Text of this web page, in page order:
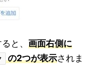
と、 画面右側に
の2つが表示されま